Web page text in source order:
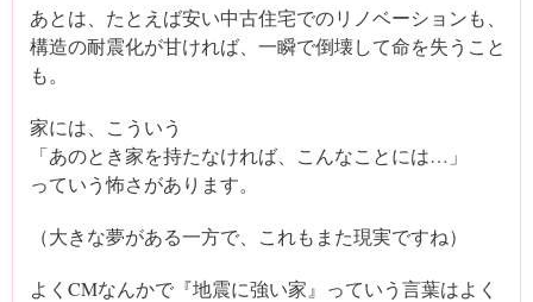
あとは、たとえば安い中古住宅でのリノベーションも、
構造の耐震化が甘ければ、一瞬で倒壊して命を失うこと
も。
家には、こういう
「あのとき家を持たなければ、こんなことには…」
っていう怖さがあります。
（大きな夢がある一方で、これもまた現実ですね）
よくCMなんかで『地震に強い家』っていう言葉はよく